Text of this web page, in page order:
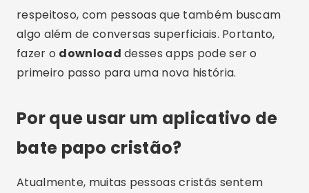
respeitoso, com pessoas que também buscam
algo além de conversas superficiais. Portanto,
fazer o download desses apps pode ser o
primeiro passo para uma nova história.
Por que usar um aplicativo de
bate papo cristão?
Atualmente, muitas pessoas cristãs sentem